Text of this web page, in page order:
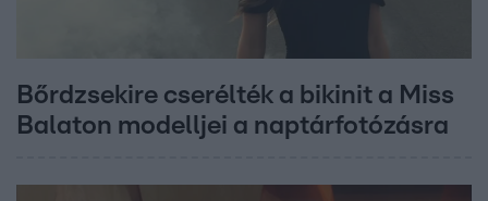
Bőrdzsekire cserélték a bikinit a Miss
Balaton modelljei a naptárfotózásra